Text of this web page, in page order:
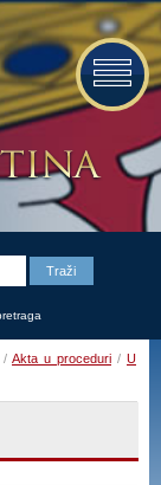
/ Akta u proceduri / U